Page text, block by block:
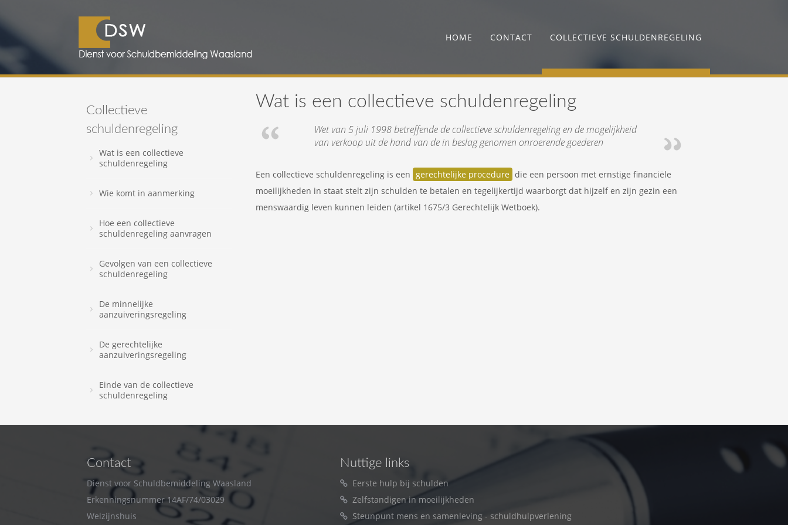
HOME CONTACT COLLECTIEVE SCHULDENREGELING
Collectieve
schuldenregeling
Wat is een collectieve
schuldenregeling
Wie komt in aanmerking
Hoe een collectieve
schuldenregeling aanvragen
Gevolgen van een collectieve
schuldenregeling
De minnelijke
aanzuiveringsregeling
De gerechtelijke
aanzuiveringsregeling
Einde van de collectieve
schuldenregeling
Wat is een collectieve schuldenregeling
Wet van 5 juli 1998 betreffende de collectieve schuldenregeling en de mogelijkheid
van verkoop uit de hand van de in beslag genomen onroerende goederen
Een collectieve schuldenregeling is een gerechtelijke procedure die een persoon met ernstige financiële
moeilijkheden in staat stelt zijn schulden te betalen en tegelijkertijd waarborgt dat hijzelf en zijn gezin een
menswaardig leven kunnen leiden (artikel 1675/3 Gerechtelijk Wetboek).
Contact
Dienst voor Schuldbemiddeling Waasland
Erkenningsnummer 14AF/74/03029
Welzijnshuis
Nuttige links
Eerste hulp bij schulden
Zelfstandigen in moeilijkheden
Steunpunt mens en samenleving - schuldhulpverlening
Dienst
voor